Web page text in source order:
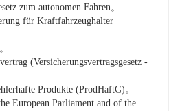
zum autonomen Fahren。
für Kraftfahrzeughalter
(Versicherungsvertragsgesetz -
Produkte (ProdHaftG)。
European Parliament and of the